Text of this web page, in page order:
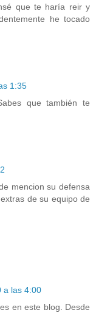
que te haría reir y
he tocado
1:35
que también te
mencion su defensa
de su equipo de
a las 4:00
en este blog. Desde